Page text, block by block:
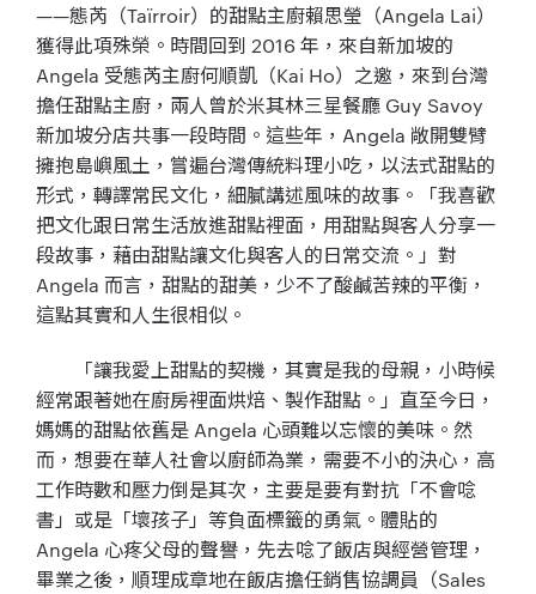
——態芮（Taïrroir）的甜點主廚賴思瑩（Angela Lai）
獲得此項殊榮。時間回到 2016 年，來自新加坡的
Angela 受態芮主廚何順凱（Kai Ho）之邀，來到台灣
擔任甜點主廚，兩人曾於米其林三星餐廳 Guy Savoy
新加坡分店共事一段時間。這些年，Angela 敞開雙臂
擁抱島嶼風土，嘗遍台灣傳統料理小吃，以法式甜點的
形式，轉譯常民文化，細膩講述風味的故事。「我喜歡
把文化跟日常生活放進甜點裡面，用甜點與客人分享一
段故事，藉由甜點讓文化與客人的日常交流。」對
Angela 而言，甜點的甜美，少不了酸鹹苦辣的平衡，
這點其實和人生很相似。
「讓我愛上甜點的契機，其實是我的母親，小時候
經常跟著她在廚房裡面烘焙、製作甜點。」直至今日，
媽媽的甜點依舊是 Angela 心頭難以忘懷的美味。然
而，想要在華人社會以廚師為業，需要不小的決心，高
工作時數和壓力倒是其次，主要是要有對抗「不會唸
書」或是「壞孩子」等負面標籤的勇氣。體貼的
Angela 心疼父母的聲譽，先去唸了飯店與經營管理，
畢業之後，順理成章地在飯店擔任銷售協調員（Sales